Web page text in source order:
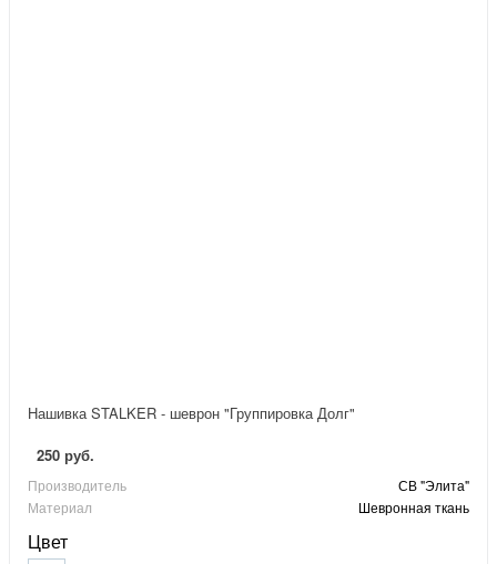
Нашивка STALKER - шеврон "Группировка Долг"
250 руб.
Производитель
СВ "Элита"
Материал
Шевронная ткань
Цвет